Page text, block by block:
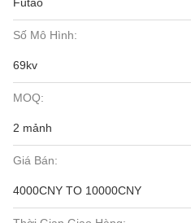
Số Mô Hình:
69kv
MOQ:
2 mảnh
Giá Bán:
4000CNY TO 10000CNY